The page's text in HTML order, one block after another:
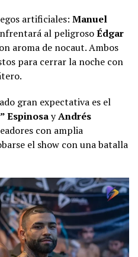
artificiales: Manuel
al peligrosoÉdgar
aroma de nocaut. Ambos
para cerrar la noche con
gran expectativa es el
EspinosayAndrés
con amplia
el show con una batalla